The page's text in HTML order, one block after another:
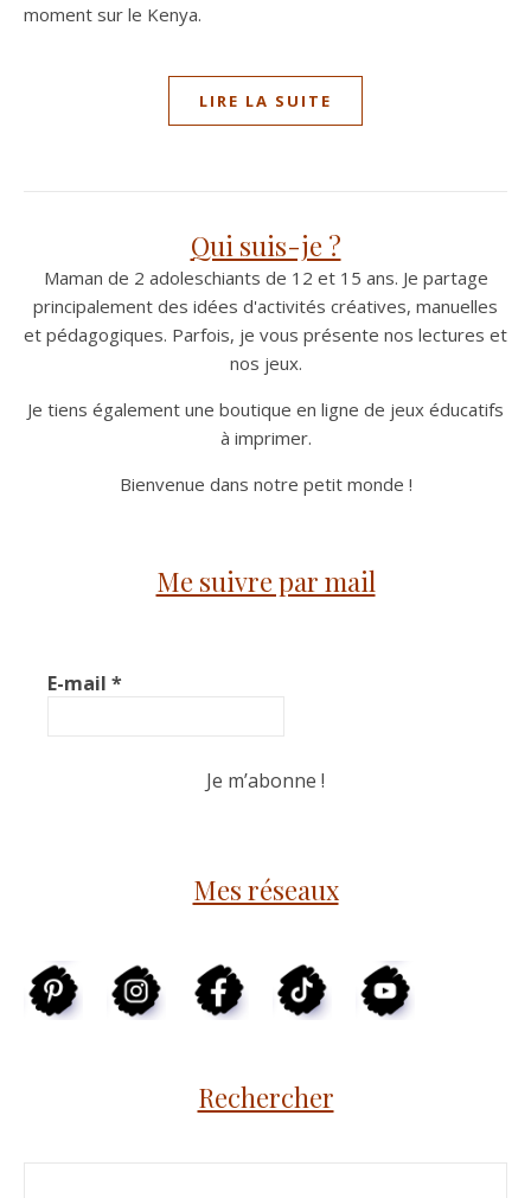
moment sur le Kenya.
LIRE LA SUITE
Qui suis-je ?
Maman de 2 adoleschiants de 12 et 15 ans. Je partage
principalement des idées d'activités créatives, manuelles
et pédagogiques. Parfois, je vous présente nos lectures et
nos jeux.
Je tiens également une boutique en ligne de jeux éducatifs
à imprimer.
Bienvenue dans notre petit monde !
Me suivre par mail
E-mail *
Mes réseaux
Rechercher